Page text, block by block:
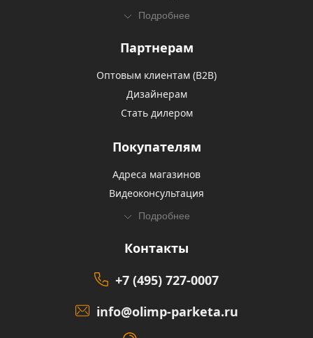
Подробнее
Партнерам
Оптовым клиентам (В2В)
Дизайнерам
Стать дилером
Покупателям
Адреса магазинов
Видеоконсультация
Подробнее
Контакты
+7 (495) 727-0007
info@olimp-parketa.ru